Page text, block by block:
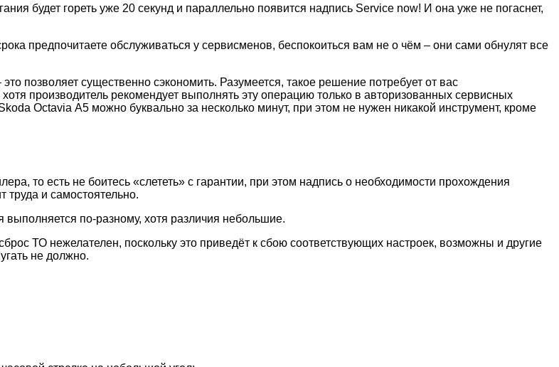
будет гореть уже 20 секунд и параллельно появится надпись Service now! И она уже не погаснет,
предпочитаете обслуживаться у сервисменов, беспокоиться вам не о чём – они сами обнулят все
позволяет существенно сэкономить. Разумеется, такое решение потребует от вас
производитель рекомендует выполнять эту операцию только в авторизованных сервисных
Octavia А5 можно буквально за несколько минут, при этом не нужен никакой инструмент, кроме
то есть не боитесь «слететь» с гарантии, при этом надпись о необходимости прохождения
труда и самостоятельно.
выполняется по-разному, хотя различия небольшие.
ТО нежелателен, поскольку это приведёт к сбою соответствующих настроек, возможны и другие
не должно.